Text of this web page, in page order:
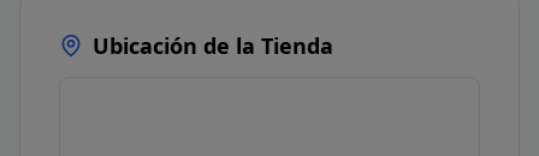
Ubicación de la Tienda